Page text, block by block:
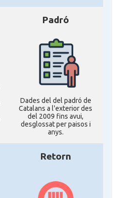
Padró
Dades del del padró de
Catalans a l'exterior des
del 2009 fins avui,
desglossat per paisos i
anys.
Retorn